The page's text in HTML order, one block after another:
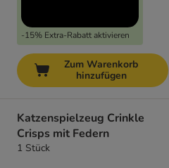
-15% Extra-Rabatt aktivieren
Zum Warenkorb
hinzufügen
Katzenspielzeug Crinkle
Crisps mit Federn
1 Stück